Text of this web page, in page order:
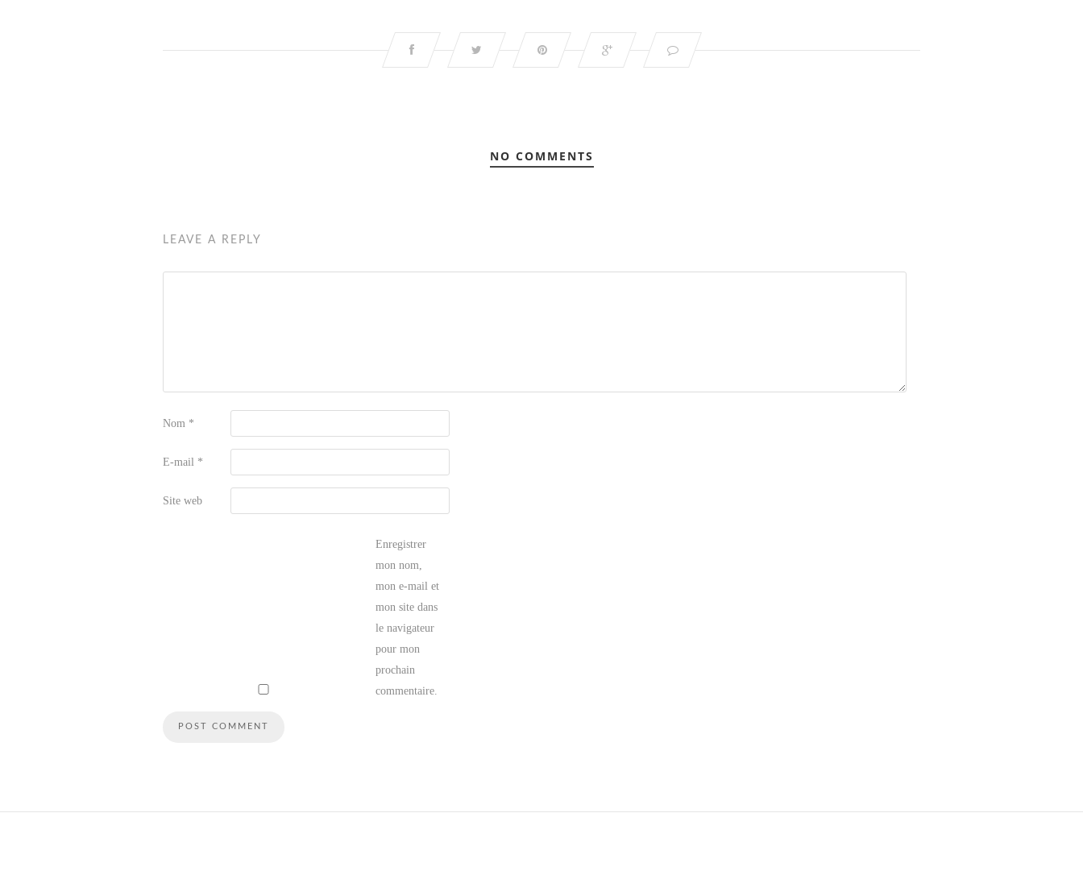
NO COMMENTS
LEAVE A REPLY
Nom *
E-mail *
Site web
Enregistrer
mon nom,
mon e-mail et
mon site dans
le navigateur
pour mon
prochain
commentaire.